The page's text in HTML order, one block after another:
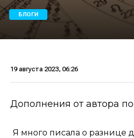
БЛОГИ
19 августа 2023, 06:26
Дополнения от автора
Я много писала о разнице